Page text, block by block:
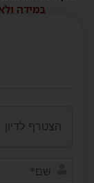
במידה